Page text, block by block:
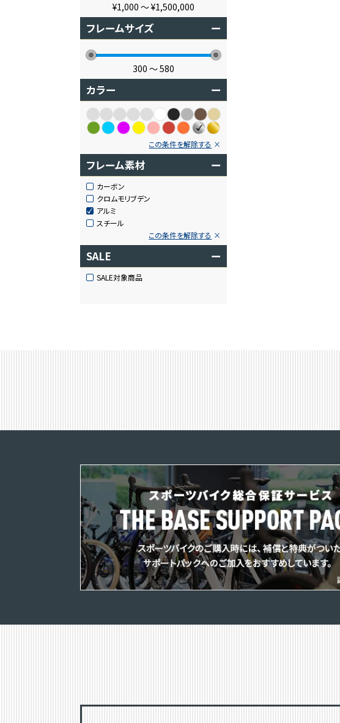
¥1,000 〜¥1,500,000
フレームサイズ ー
300 〜580
カラー ー
この条件を解除する
フレーム素材 ー
カーボン
クロムモリブデン
アルミ
スチール
この条件を解除する
SALE ー
SALE対象商品